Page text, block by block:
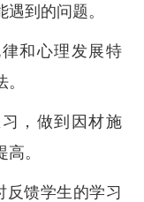
到的问题。
和心理发展特
，做到因材施
。
馈学生的学习